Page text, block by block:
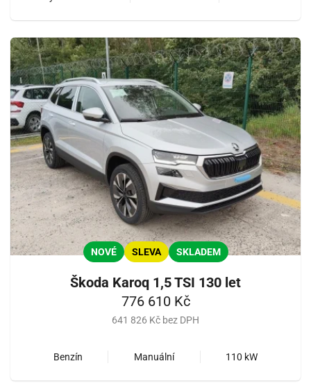
NOVÉ SLEVA SKLADEM
Škoda Karoq 1,5 TSI 130 let
776 610 Kč
641 826 Kč bez DPH
Benzín Manuální 110 kW